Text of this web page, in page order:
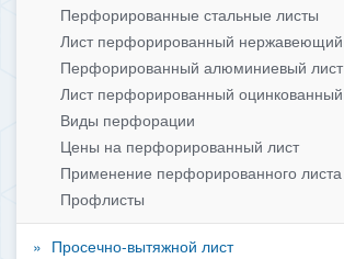
Перфорированные стальные листы
Лист перфорированный нержавеющий
Перфорированный алюминиевый лист
Лист перфорированный оцинкованный
Виды перфорации
Цены на перфорированный лист
Применение перфорированного листа
Профлисты
Просечно-вытяжной лист